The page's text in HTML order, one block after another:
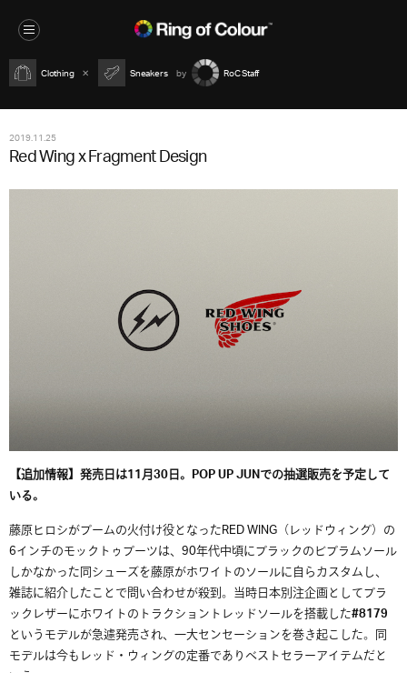
Clothing Sneakers RoC Staff
2019.11.25
Red Wing x Fragment Design
【追加情報】発売日は11月30日。POP UP JUNでの抽選販売を予定して
いる。
藤原ヒロシがブームの火付け役となったRED WING（レッドウィング）の
6インチのモックトゥブーツは、90年代中頃にブラックのビブラムソール
しかなかった同シューズを藤原がホワイトのソールに自らカスタムし、
雑誌に紹介したことで問い合わせが殺到。当時日本別注企画としてブラ
ックレザーにホワイトのトラクショントレッドソールを搭載した#8179
というモデルが急遽発売され、一大センセーションを巻き起こした。同
モデルは今もレッド・ウィングの定番でありベストセラーアイテムだと